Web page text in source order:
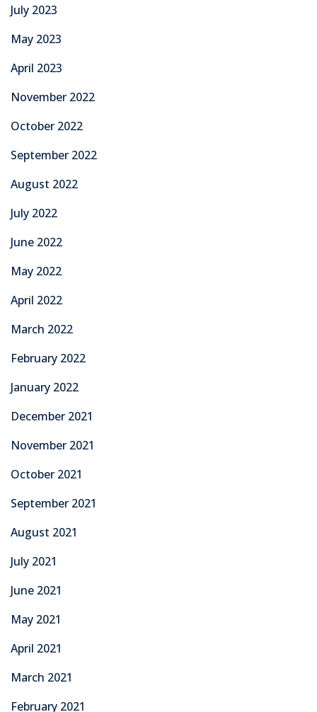
July 2023
May 2023
April 2023
November 2022
October 2022
September 2022
August 2022
July 2022
June 2022
May 2022
April 2022
March 2022
February 2022
January 2022
December 2021
November 2021
October 2021
September 2021
August 2021
July 2021
June 2021
May 2021
April 2021
March 2021
February 2021